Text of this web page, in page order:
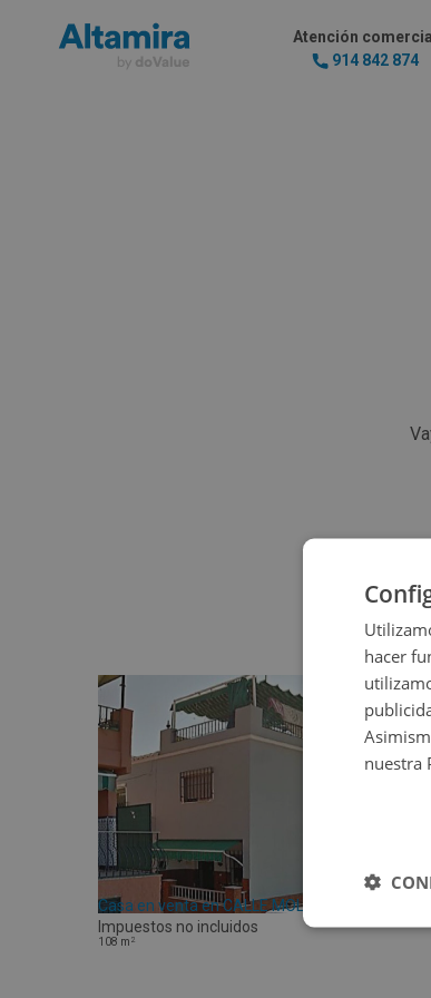
Atención comercial
914 842 874
Casa en venta en CALLE MOLADA 13
Impuestos no incluidos
108 m 2
hacer
nuestra